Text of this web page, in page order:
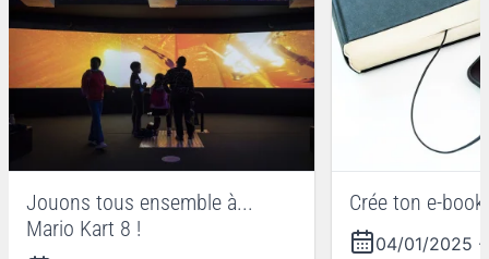
Jouons tous ensemble à...
Mario Kart 8 !
Crée ton e-book
04/01/2025